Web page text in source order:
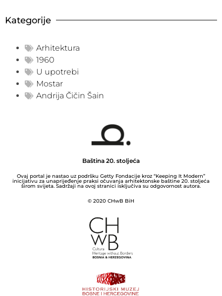
Kategorije
Arhitektura
1960
U upotrebi
Mostar
Andrija Čičin Šain
Baština 20. stoljeća
Ovaj portal je nastao uz podršku Getty Fondacije kroz “Keeping It Modern”
inicijativu za unaprijeđenje praksi očuvanja arhitektonske baštine 20. stoljeća
širom svijeta. Sadržaji na ovoj stranici isključiva su odgovornost autora.
© 2020 CHwB BiH